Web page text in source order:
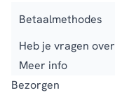
Betaalmethodes
Heb je vragen
Meer info
Bezorgen